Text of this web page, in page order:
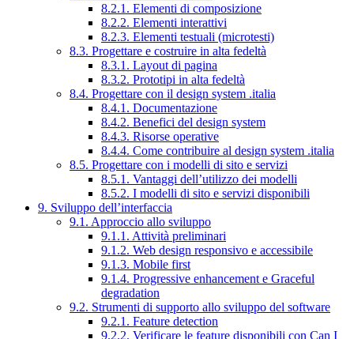
8.2.1. Elementi di composizione
8.2.2. Elementi interattivi
8.2.3. Elementi testuali (microtesti)
8.3. Progettare e costruire in alta fedeltà
8.3.1. Layout di pagina
8.3.2. Prototipi in alta fedeltà
8.4. Progettare con il design system .italia
8.4.1. Documentazione
8.4.2. Benefici del design system
8.4.3. Risorse operative
8.4.4. Come contribuire al design system .italia
8.5. Progettare con i modelli di sito e servizi
8.5.1. Vantaggi dell’utilizzo dei modelli
8.5.2. I modelli di sito e servizi disponibili
9. Sviluppo dell’interfaccia
9.1. Approccio allo sviluppo
9.1.1. Attività preliminari
9.1.2. Web design responsivo e accessibile
9.1.3. Mobile first
9.1.4. Progressive enhancement e Graceful
degradation
9.2. Strumenti di supporto allo sviluppo del software
9.2.1. Feature detection
9.2.2. Verificare le feature disponibili con Can I